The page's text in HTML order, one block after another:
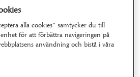
företag som tillverkar färsk
dagligvaruhandeln och storkök.
Snellman nu har köpt utgörs
alla cookies" samtycker du till
för att förbättra navigeringen på
användning och bistå i våra